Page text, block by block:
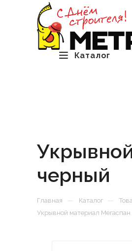
Каталог
черный
Главная — Каталог —
Укрывной материал